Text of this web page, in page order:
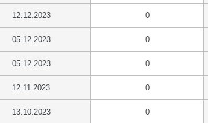
12.12.2023 0
05.12.2023 0
05.12.2023 0
12.11.2023 0
13.10.2023 0